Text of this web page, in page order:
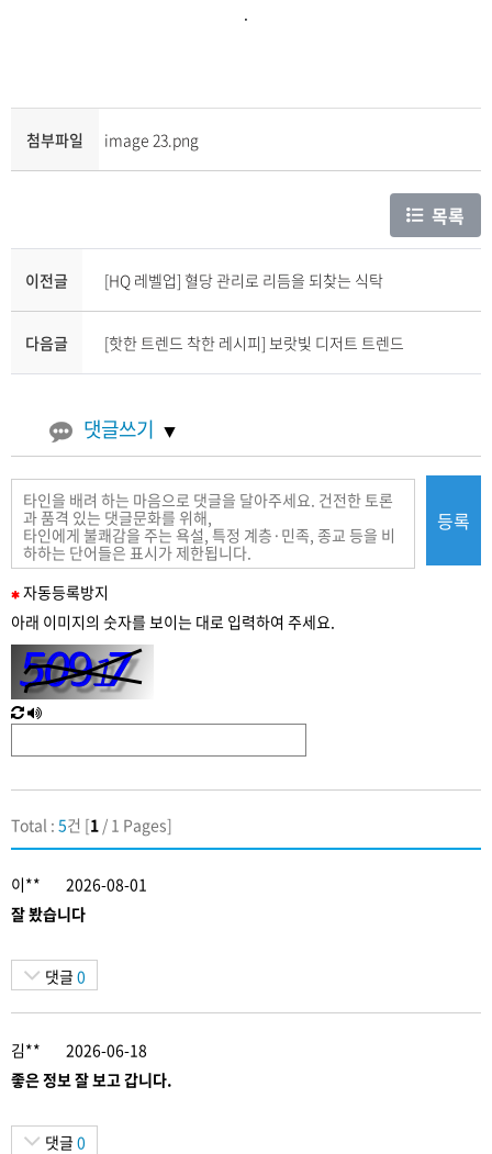
.
첨부파일 image 23.png
목록
이전글 [HQ 레벨업] 혈당 관리로 리듬을 되찾는 식탁
다음글 [핫한 트렌드 착한 레시피] 보랏빛 디저트 트렌드
댓글쓰기
필
수
력
자동등록방지
아래 이미지의 숫자를 보이는 대로 입력하여 주세요.
새
로
침
한
글
성
등록
Total : 5건 [1 / 1 Pages]
이**
2026-08-01
잘 봤습니다
댓글 0
김**
2026-06-18
좋은 정보 잘 보고 갑니다.
댓글 0